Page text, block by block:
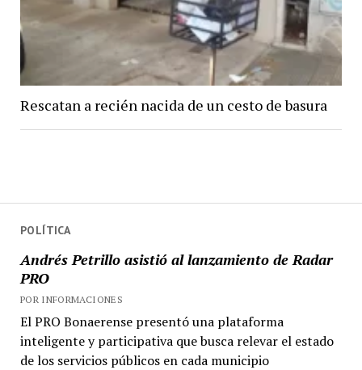
POLÍTICA
Andrés Petrillo asistió al lanzamiento de Radar
PRO
POR INFORMACIONES
El PRO Bonaerense presentó una plataforma
inteligente y participativa que busca relevar el estado
de los servicios públicos en cada municipio
Rescatan a recién nacida de un cesto de basura